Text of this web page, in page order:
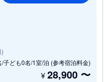
子ども0名/1室/泊 (参考宿泊料金)
¥28,900 〜